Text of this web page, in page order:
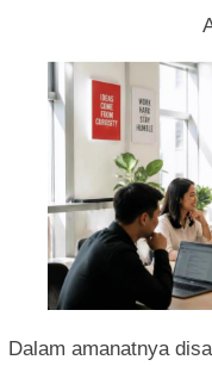
Dalam amanatnya